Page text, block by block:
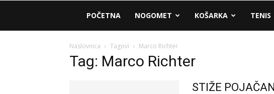
AM
Sport
POČETNA NOGOMET KOŠARKA TENIS
Naslovnica Tagovi Marco Richter
Tag: Marco Richter
STIŽE